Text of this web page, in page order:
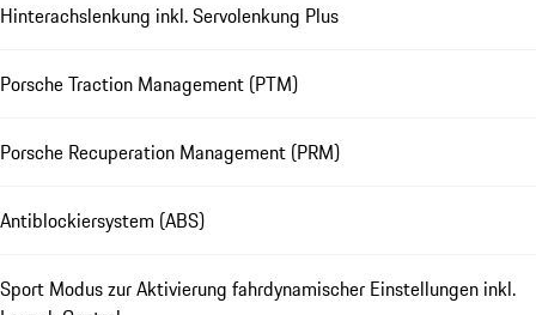
Hinterachslenkung inkl. Servolenkung Plus
Porsche Traction Management (PTM)
Porsche Recuperation Management (PRM)
Antiblockiersystem (ABS)
Sport Modus zur Aktivierung fahrdynamischer Einstellungen inkl.